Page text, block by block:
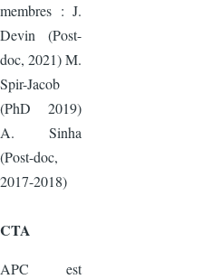
membres : J.
Devin (Post-
doc, 2021) M.
Spir-Jacob
(PhD 2019)
A. Sinha
(Post-doc,
2017-2018)
CTA
APC est